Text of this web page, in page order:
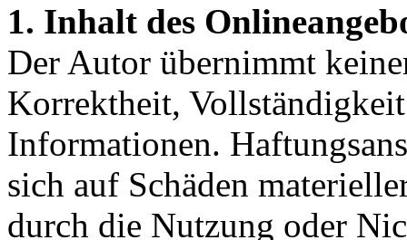
1. Inhalt des
Der Autor übernimmt
Korrektheit,
Informationen.
sich auf Schäden
durch die Nutzung oder